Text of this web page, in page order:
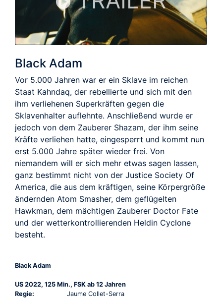
Black Adam
Vor 5.000 Jahren war er ein Sklave im reichen
Staat Kahndaq, der rebellierte und sich mit den
ihm verliehenen Superkräften gegen die
Sklavenhalter auflehnte. Anschließend wurde er
jedoch von dem Zauberer Shazam, der ihm seine
Kräfte verliehen hatte, eingesperrt und kommt nun
erst 5.000 Jahre später wieder frei. Von
niemandem will er sich mehr etwas sagen lassen,
ganz bestimmt nicht von der Justice Society Of
America, die aus dem kräftigen, seine Körpergröße
ändernden Atom Smasher, dem geflügelten
Hawkman, dem mächtigen Zauberer Doctor Fate
und der wetterkontrollierenden Heldin Cyclone
besteht.
Black Adam
US 2022, 125 Min., FSK ab 12 Jahren
Regie:
Jaume Collet-Serra